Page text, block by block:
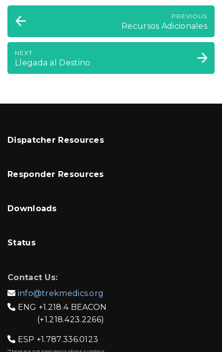
PREVIOUS
Recursos Adicionales
NEXT
Llegada al Destino
Dispatcher Resources
Responder Resources
Downloads
Status
Contact Us:
 info@trekmedics.org
 ENG +1.218.4 BEACON
(+1.218.423.2266)
 ESP +1.787.336.0123